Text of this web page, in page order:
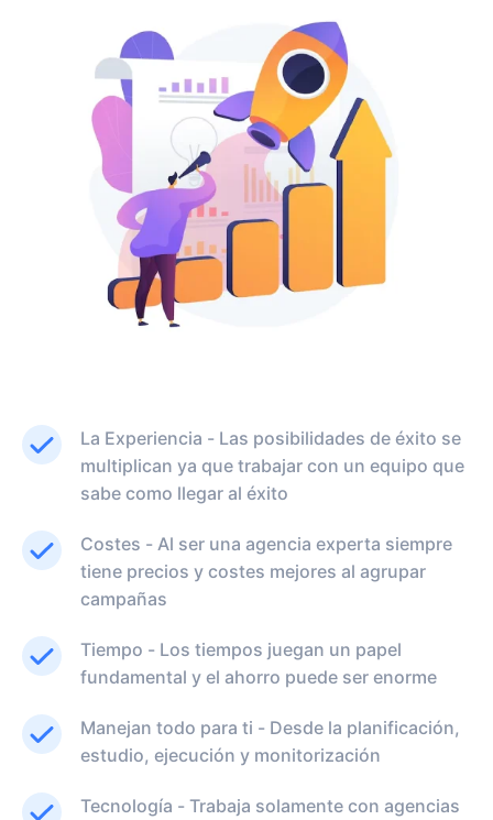
La Experiencia - Las posibilidades de éxito se
multiplican ya que trabajar con un equipo que
sabe como llegar al éxito
Costes - Al ser una agencia experta siempre
tiene precios y costes mejores al agrupar
campañas
Tiempo - Los tiempos juegan un papel
fundamental y el ahorro puede ser enorme
Manejan todo para ti - Desde la planificación,
estudio, ejecución y monitorización
Tecnología - Trabaja solamente con agencias